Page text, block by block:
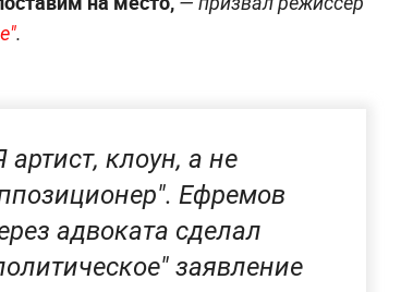
.
артист, клоун, а не
Ефремов
адвоката сделал
заявление